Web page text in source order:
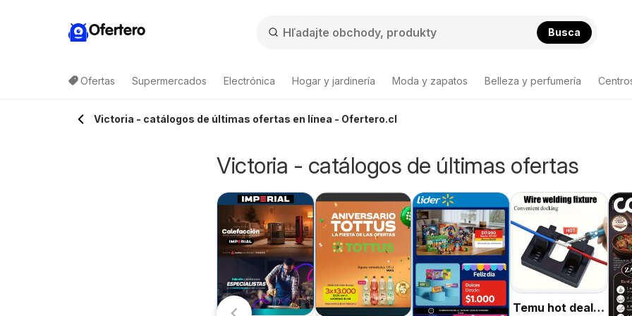
Ofertero Busca
Ofertas Supermercados Electrónica Hogar y jardinería Moda y zapatos Belleza y perfumería
Lista de productos
Victoria - catálogos de últimas ofertas en línea - Ofertero.cl
Victoria - catálogos de últimas ofertas
Temu hot deals